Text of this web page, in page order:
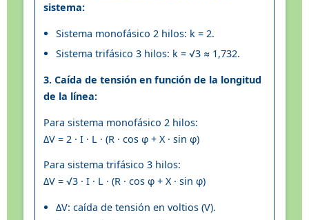
sistema:
Sistema monofásico 2 hilos: k = 2.
Sistema trifásico 3 hilos: k = √3 ≈ 1,732.
3. Caída de tensión en función de la longitud
de la línea:
Para sistema monofásico 2 hilos:
ΔV = 2 · I · L · (R · cos φ + X · sin φ)
Para sistema trifásico 3 hilos:
ΔV = √3 · I · L · (R · cos φ + X · sin φ)
ΔV: caída de tensión en voltios (V).